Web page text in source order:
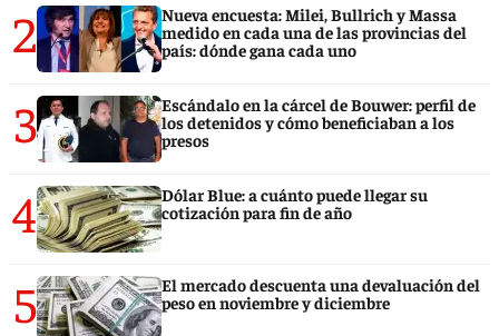
2
Nueva encuesta: Milei, Bullrich y Massa
medido en cada una de las provincias del
país: dónde gana cada uno
3
Escándalo en la cárcel de Bouwer: perfil de
los detenidos y cómo beneficiaban a los
presos
4
Dólar Blue: a cuánto puede llegar su
cotización para fin de año
5
El mercado descuenta una devaluación del
peso en noviembre y diciembre